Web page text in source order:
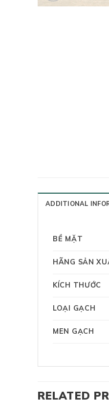
ADDITIONAL
BỀ MẶT
HÃNG SẢN
KÍCH THƯỚC
LOẠI GẠCH
MEN GẠCH
RELATED